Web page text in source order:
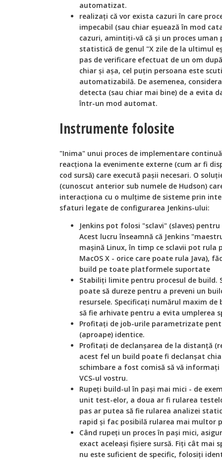
automatizat.
realizați că vor exista cazuri în care
impecabil (sau chiar eșuează în mod
cazuri, amintiți-vă că și un proces uman
statistică de genul "X zile de la ultimul
pas de verificare efectuat de un om
chiar și așa, cel puțin persoana este
automatizabilă. De asemenea,
detecta (sau chiar mai bine) de a evita
într-un mod automat.
Instrumente folosite
"Inima" unui proces de implementare
reacționa la evenimente externe (cum ar fi
cod sursă) care execută pașii necesari. O
(cunoscut anterior sub numele de Hudson)
interacționa cu o mulțime de sisteme prin
sfaturi legate de configurarea Jenkins-ului:
Jenkins pot folosi "sclavi" (slaves) pentru
Acest lucru înseamnă că Jenkins
mașină Linux, în timp ce sclavii pot
MacOS X - orice care poate rula Java),
build pe toate platformele suportate
Stabiliți limite pentru procesul de build.
poate să dureze pentru a preveni un
resursele. Specificați numărul maxim de
să fie arhivate pentru a evita umplerea
Profitați de job-urile parametrizate
(aproape) identice.
Profitați de declanșarea de la distanță (
acest fel un build poate fi declanșat
schimbare a fost comisă să vă
VCS-ul vostru.
Rupeți build-ul în pași mai mici - de
unit test-elor, a doua ar fi rularea
pas ar putea să fie rularea analizei
rapid și fac posibilă rularea mai multor
Când rupeți un proces în pași mici,
exact aceleași fișiere sursă. Fiți cât mai
nu este suficient de specific, folosiți